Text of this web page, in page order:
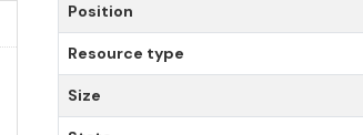
Position
Resource type
Size